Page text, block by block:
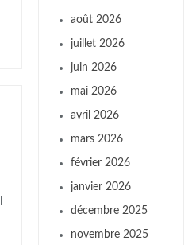
août 2026
juillet 2026
juin 2026
mai 2026
avril 2026
mars 2026
février 2026
janvier 2026
décembre 2025
novembre 2025